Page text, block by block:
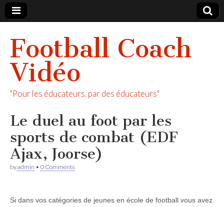
Football Coach
Vidéo
"Pour les éducateurs, par des éducateurs"
Le duel au foot par les
sports de combat (EDF
Ajax, Joorse)
byadmin • 0 Comments
Si dans vos catégories de jeunes en école de football vous avez